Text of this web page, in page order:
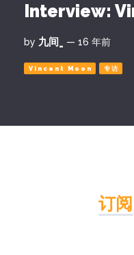
Interview:
by 九间_ — 16 年前
Vincent Moon 专访
订阅